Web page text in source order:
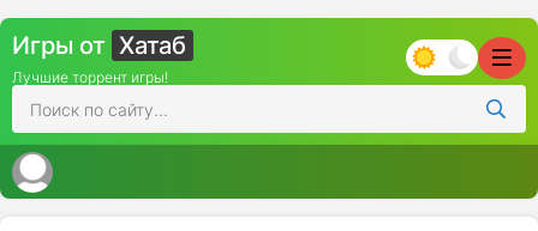
Игры от Хатаб
Лучшие торрент игры!